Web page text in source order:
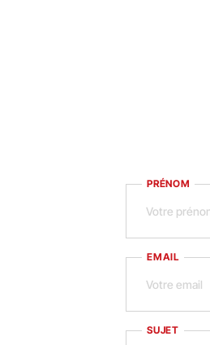
PRÉNOM
EMAIL
SUJET